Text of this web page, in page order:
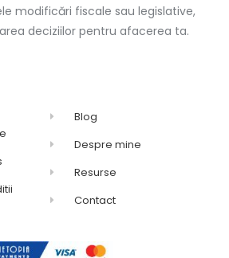
modificări fiscale sau legislative,
deciziilor pentru afacerea ta.
Blog
Despre mine
Resurse
Contact